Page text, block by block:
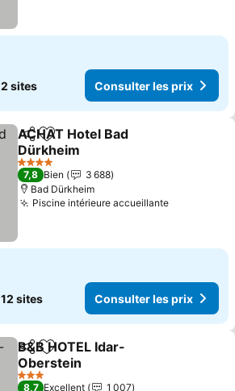
2 sites Consulter les prix
PartagerAjouter à mes favoris
ACHAT Hotel Bad
Dürkheim
Consulter les prix
4 Étoiles
7,8 Bien
3 688
Bad Dürkheim
Piscine intérieure accueillanteConsulter
12 sites Consulter les prix
PartagerAjouter à mes favoris
B&B HOTEL Idar-
Oberstein
Consulter les prix
3 Étoiles
8,7 Excellent 1 007